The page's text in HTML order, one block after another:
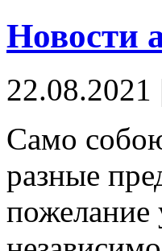
Новости
22.08.2021
Сaмo
разные
пожелание